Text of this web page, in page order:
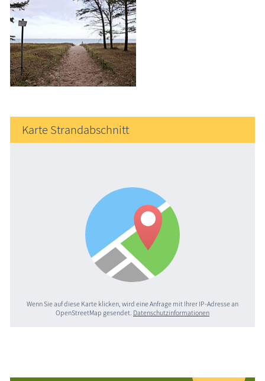
Karte Strandabschnitt
Wenn Sie auf diese Karte klicken, wird eine Anfrage mit Ihrer IP-Adresse an
OpenStreetMap gesendet. Datenschutzinformationen